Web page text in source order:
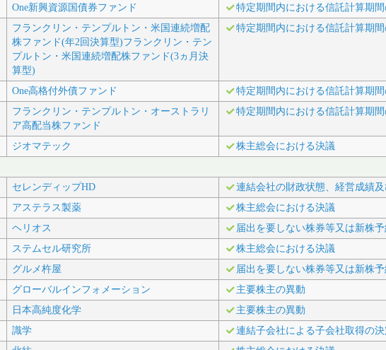
One新興資源国債券ファンド
特定期間内における信託計算期
フランクリン・テンプルトン・米国連続増配
株ファンド(年2回決算型)フランクリン・テン
プルトン・米国連続増配株ファンド(3ヵ月決
算型)
特定期間内における信託計算期
One高格付外債ファンド
特定期間内における信託計算期
フランクリン・テンプルトン・オーストラリ
ア高配当株ファンド
特定期間内における信託計算期
ジオマテック
株主総会における決議
セレンディップHD
連結会社の財政状態、経営成績
アステラス製薬
株主総会における決議
ヘリオス
届出を要しない株券等又は新株
ステムセル研究所
株主総会における決議
グルメ杵屋
届出を要しない株券等又は新株
グローバルインフォメーション
主要株主の異動
日本高純度化学
主要株主の異動
識学
連結子会社による子会社取得の決